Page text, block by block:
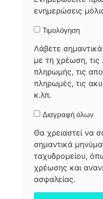
ενημερώσεις
Τιμολόγηση
Λάβετε
με τη χρέωση,
πληρωμής, τις
πληρωμές, τις
κ.λπ.
Διαγραφή όλων
Θα χρειαστεί να
σημαντικά
ταχυδρομείου,
χρέωσης και
ασφαλείας.